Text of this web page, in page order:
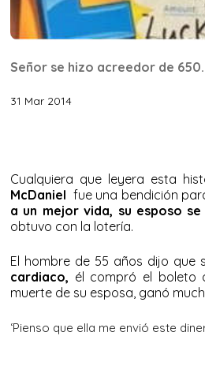
Señor se hizo acreedor de
31 Mar 2014
Cualquiera que leyera esta
McDaniel fue una bendición
a un mejor vida, su esposo
obtuvo con la lotería.
El hombre de 55 años dijo que
cardiaco, él compró el boleto
muerte de su esposa, ganó
‘Pienso que ella me envió este